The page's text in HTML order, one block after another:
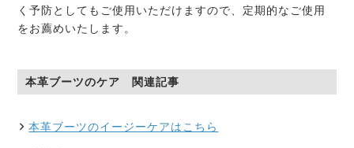
く予防としてもご使用いただけますので、定期的なご使用
をお薦めいたします。
本革ブーツのケア 関連記事
本革ブーツのイージーケアはこちら